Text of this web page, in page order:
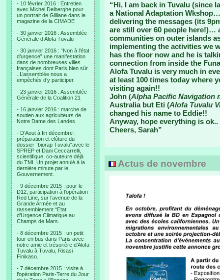
- 10 février 2016 : Entretien
avec Michel Delberghe pour
un portrait de Gilliane dans le
magazine de la CIMADE
- 30 janvier 2016 : Assemblée
Générale d’Alofa Tuvalu
- 30 janvier 2016 : “Non à l’état
d’urgence” une manifestation
dans de nombreuses villes
françaises dont Paris bien sûr
. L’assemblée nous a
empêchés d’y participer.
- 23 janvier 2016 : Assemblée
Générale de la Coalition 21
- 16 janvier 2016 : marche de
soutien aux agriculteurs de
Notre Dame des Landes
- D’Aout à fin décembre :
préparation et clôture du
dossier “biorap Tuvalu“avec le
SPREP et Dani Ceccarrelli,
scientifique, co-auteure déjà
du TML Un projet annulé à la
dernière minute par le
Gouvernement.
- 9 décembre 2015 : pour le
D12, participation à l’opération
Red Line, sur l’avenue de la
Grande Armée et au
rassemblement “Etat
d’Urgence Climatique au
Champs de Mars.
- 8 décembre 2015 : un petit
tour en bus dans Paris avec
notre amie et trésorière d’Alofa
Tuvalu à Tuvalu, Risasi
Finikaso.
- 7 décembre 2015 : visite à
l’opération Paris-Terre du Jour
“Hi, I am back in Tuvalu (since
a National Adaptation
delivering the messages (its
are still over 60 people here!)…
communities on outer islands
implementing the activities we
has the floor now and he is
connection from inside the
Alofa Tuvalu is very much in
at least 100 times today where
visiting again!!
John (Alpha Pacific Navigation
Australia but Eti (Alofa Tuvalu
changed his name to Eddie!!
Anyway, hope everything is ok..
Cheers, Sarah”
Actus de novembre